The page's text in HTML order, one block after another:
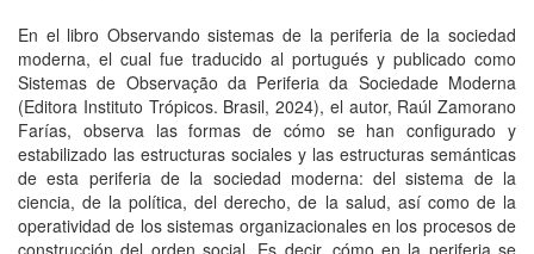
En el libro Observando sistemas de la periferia de la sociedad
moderna, el cual fue traducido al portugués y publicado como
Sistemas de Observação da Periferia da Sociedade Moderna
(Editora Instituto Trópicos. Brasil, 2024), el autor, Raúl Zamorano
Farías, observa las formas de cómo se han configurado y
estabilizado las estructuras sociales y las estructuras semánticas
de esta periferia de la sociedad moderna: del sistema de la
ciencia, de la política, del derecho, de la salud, así como de la
operatividad de los sistemas organizacionales en los procesos de
construcción del orden social. Es decir, cómo en la periferia se